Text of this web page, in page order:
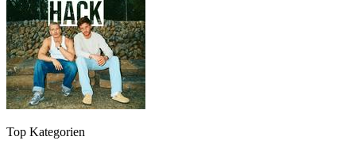
Top Kategorien